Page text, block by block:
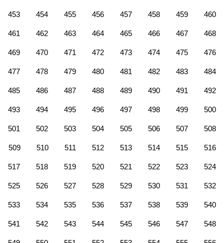
453 454 455 456 457 458 459 460
461 462 463 464 465 466 467 468
469 470 471 472 473 474 475 476
477 478 479 480 481 482 483 484
485 486 487 488 489 490 491 492
493 494 495 496 497 498 499 500
501 502 503 504 505 506 507 508
509 510 511 512 513 514 515 516
517 518 519 520 521 522 523 524
525 526 527 528 529 530 531 532
533 534 535 536 537 538 539 540
541 542 543 544 545 546 547 548